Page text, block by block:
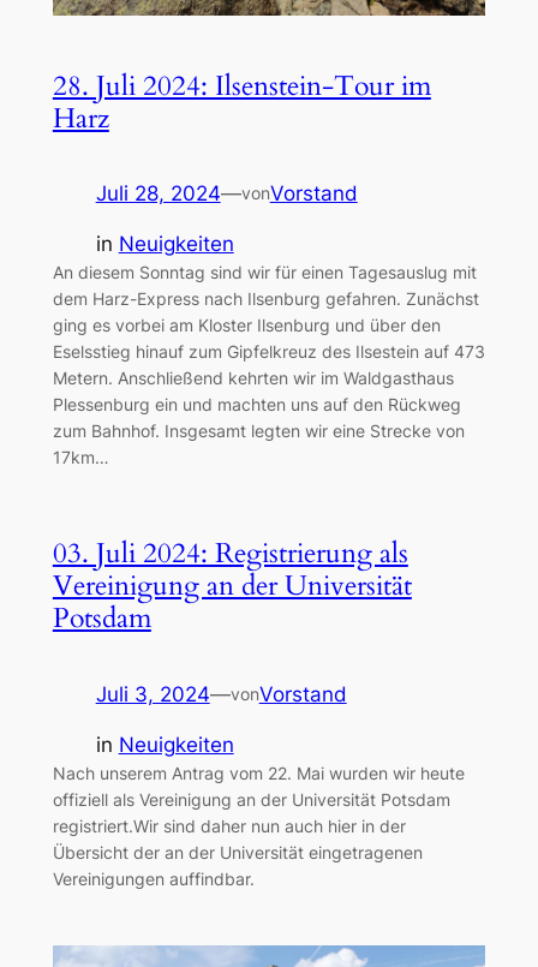
28. Juli 2024: Ilsenstein-Tour im
Harz
Juli 28, 2024—vonVorstand
in Neuigkeiten
An diesem Sonntag sind wir für einen Tagesauslug mit
dem Harz-Express nach Ilsenburg gefahren. Zunächst
ging es vorbei am Kloster Ilsenburg und über den
Eselsstieg hinauf zum Gipfelkreuz des Ilsestein auf 473
Metern. Anschließend kehrten wir im Waldgasthaus
Plessenburg ein und machten uns auf den Rückweg
zum Bahnhof. Insgesamt legten wir eine Strecke von
17km…
03. Juli 2024: Registrierung als
Vereinigung an der Universität
Potsdam
Juli 3, 2024—vonVorstand
in Neuigkeiten
Nach unserem Antrag vom 22. Mai wurden wir heute
offiziell als Vereinigung an der Universität Potsdam
registriert.Wir sind daher nun auch hier in der
Übersicht der an der Universität eingetragenen
Vereinigungen auffindbar.